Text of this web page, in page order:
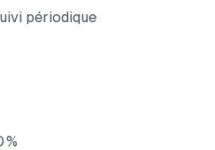
périodique
%